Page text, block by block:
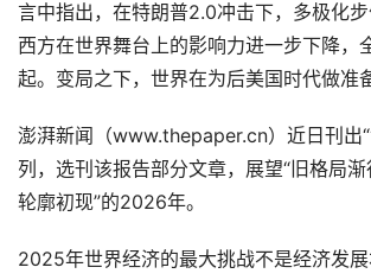
言中指出，在特朗普2.0冲击下，多极化
西方在世界舞台上的影响力进一步下降，
起。变局之下，世界在为后美国时代做准
澎湃新闻（www.thepaper.cn）近日刊出
列，选刊该报告部分文章，展望“旧格局
轮廓初现”的2026年。
2025年世界经济的最大挑战不是经济发